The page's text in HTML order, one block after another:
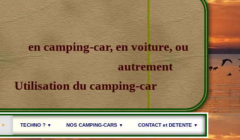
en camping-car, en voiture, ou
autrement
Utilisation du camping-car
▼ TECHNO ? ▼ NOS CAMPING-CARS ▼ CONTACT et DETENTE ▼